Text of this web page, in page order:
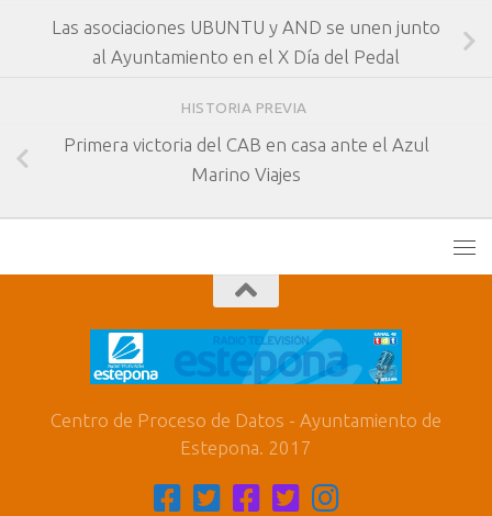
Las asociaciones UBUNTU y AND se unen junto
al Ayuntamiento en el X Día del Pedal
HISTORIA PREVIA
Primera victoria del CAB en casa ante el Azul
Marino Viajes
Centro de Proceso de Datos - Ayuntamiento de
Estepona. 2017